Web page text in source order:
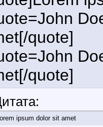
quote]
quote]
ipsum dolor sit amet